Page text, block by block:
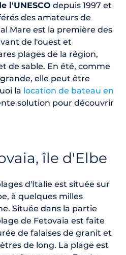
l'UNESCO depuis 1997 et
des amateurs de
Mare est la première des
de l'ouest et
plages de la région,
de sable. En été, comme
elle peut être
la location de bateau en
solution pour découvrir
île d'Elbe
d'Italie est située sur
à quelques milles
Située dans la partie
de Fetovaia est faite
de falaises de granit et
de long. La plage est